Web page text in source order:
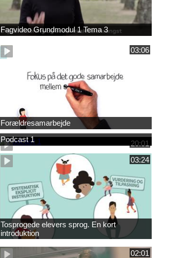
Fagvideo Grundmodul 1 Tema 3
03:06
Forældresamarbejde
20:01
Podcast 1
03:24
Tosprogede elevers sprog. En kort
introduktion
02:01